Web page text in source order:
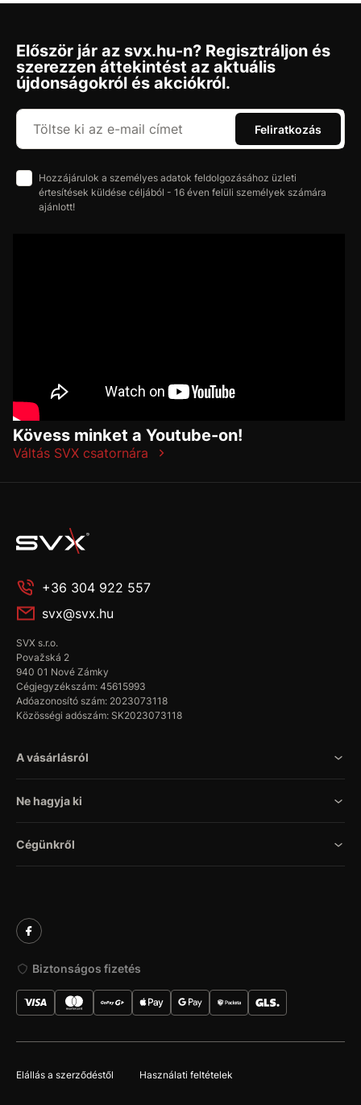
Először jár az svx.hu-n? Regisztráljon és
szerezzen áttekintést az aktuális
újdonságokról és akciókról.
Feliratkozás
Hozzájárulok a személyes adatok feldolgozásához üzleti
értesítések küldése céljából - 16 éven felüli személyek számára
ajánlott!
Kövess minket a Youtube-on!
Váltás SVX csatornára
+36 304 922 557
svx@svx.hu
SVX s.r.o.
Považská 2
940 01 Nové Zámky
Cégjegyzékszám: 45615993
Adóazonosító szám: 2023073118
Közösségi adószám: SK2023073118
A vásárlásról
Ne hagyja ki
Cégünkről
Biztonságos fizetés
Elállás a szerződéstől Használati feltételek